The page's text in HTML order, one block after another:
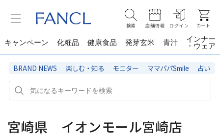
検索 店舗情報 ログイン カート
キャンペーン 化粧品 健康食品 発芽玄米 青汁
インナー
・ウェア
BRAND NEWS 楽しむ・知る モニター ママパパSmile 占い
宮崎県 イオンモール宮崎店